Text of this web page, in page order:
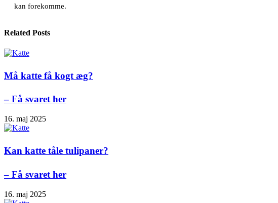
kan forekomme.
Related Posts
Må katte få kogt æg?
– Få svaret her
16. maj 2025
Kan katte tåle tulipaner?
– Få svaret her
16. maj 2025